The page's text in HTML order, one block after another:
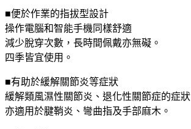
部
支
撐
器
節
炎
腱
■便於作業的指拔型設計
操作電腦和智能手機同樣舒適
減少脫穿次數，長時間佩戴亦無礙。
四季皆宜使用。
■有助於緩解關節炎等症狀
緩解類風濕性關節炎、退化性關節症的症狀
亦適用於腱鞘炎、彎曲指及手部麻木。